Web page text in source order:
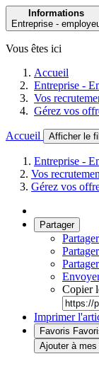
Informations
Entreprise -
Vous êtes ici
Accueil
Entreprise -
Vos
Gérez vos
Accueil Afficher le
Entreprise -
Vos
Gérez vos
Partager
Copier
Imprimer
Favoris
Ajouter à mes